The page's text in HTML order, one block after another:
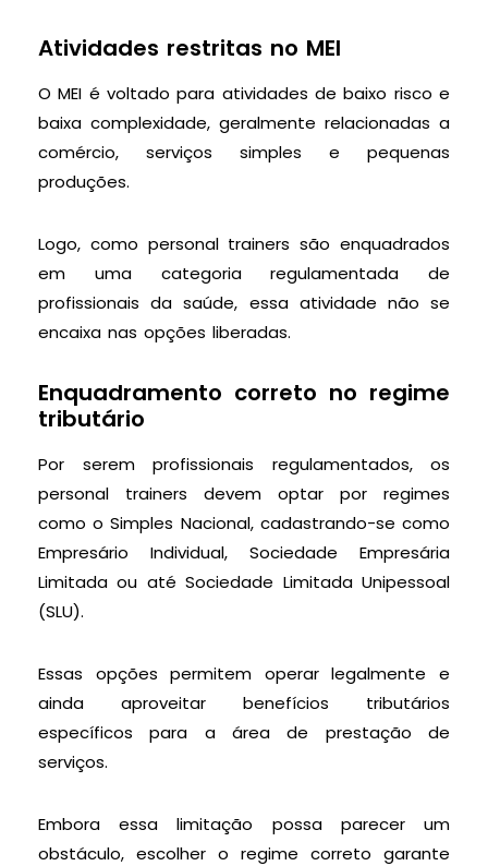
Atividades restritas no MEI
O MEI é voltado para atividades de baixo risco e
baixa complexidade, geralmente relacionadas a
comércio, serviços simples e pequenas
produções.
Logo, como personal trainers são enquadrados
em uma categoria regulamentada de
profissionais da saúde, essa atividade não se
encaixa nas opções liberadas.
Enquadramento correto no regime
tributário
Por serem profissionais regulamentados, os
personal trainers devem optar por regimes
como o Simples Nacional, cadastrando-se como
Empresário Individual, Sociedade Empresária
Limitada ou até Sociedade Limitada Unipessoal
(SLU).
Essas opções permitem operar legalmente e
ainda aproveitar benefícios tributários
específicos para a área de prestação de
serviços.
Embora essa limitação possa parecer um
obstáculo, escolher o regime correto garante